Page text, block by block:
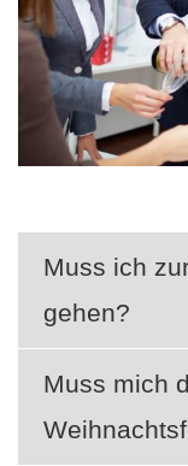
Muss ich
gehen?
Muss mich